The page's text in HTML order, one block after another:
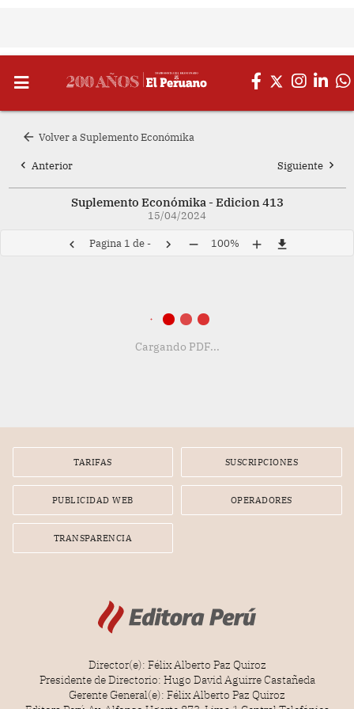
arrow_back Volver a Suplemento Económika
chevron_left Anterior Siguiente chevron_right
Suplemento Económika - Edicion 413
15/04/2024
chevron_left Pagina 1 de- chevron_right remove 100% add file_download
Cargando PDF...
TARIFAS SUSCRIPCIONES
PUBLICIDAD WEB OPERADORES
TRANSPARENCIA
Director(e): Félix Alberto Paz Quiroz
Presidente de Directorio: Hugo David Aguirre Castañeda
Gerente General(e): Félix Alberto Paz Quiroz